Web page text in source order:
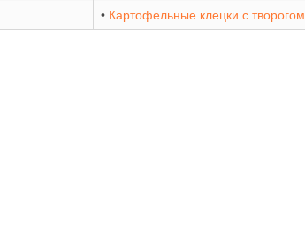
• Картофельные клецки с творогом